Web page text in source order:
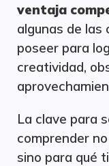
ventaja
algunas de las
poseer para
creatividad,
La clave para
comprender
sino para qué